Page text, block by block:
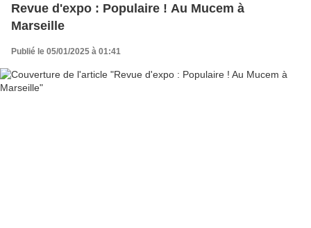
Revue d'expo : Populaire ! Au Mucem à
Marseille
Publié le 05/01/2025 à 01:41